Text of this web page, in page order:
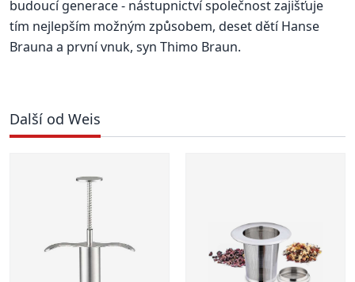
budoucí generace - nástupnictví společnost zajišťuje
tím nejlepším možným způsobem, deset dětí Hanse
Brauna a první vnuk, syn Thimo Braun.
Další od Weis